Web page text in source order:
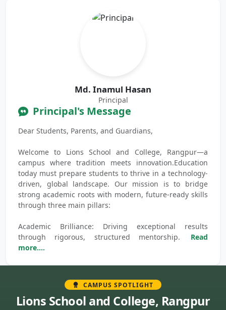
Md. Inamul Hasan
Principal
Principal's Message
Dear Students, Parents, and Guardians,
Welcome to Lions School and College, Rangpur—a
campus where tradition meets innovation.Education
today must prepare students to thrive in a technology-
driven, global landscape. Our mission is to bridge
strong academic roots with modern, future-ready skills
through three main pillars:
Academic Brilliance: Driving exceptional results
through rigorous, structured mentorship.
Read
more....
CAMPUS SPOTLIGHT
Lions School and College, Rangpur